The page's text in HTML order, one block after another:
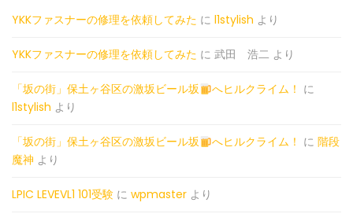
YKKファスナーの修理を依頼してみた に l1stylish より
YKKファスナーの修理を依頼してみた に 武田 浩二 より
「坂の街」保土ヶ谷区の激坂ビール坂 へヒルクライム！ に
l1stylish より
「坂の街」保土ヶ谷区の激坂ビール坂 へヒルクライム！ に 階段
魔神 より
LPIC LEVEVL1 101受験 に wpmaster より